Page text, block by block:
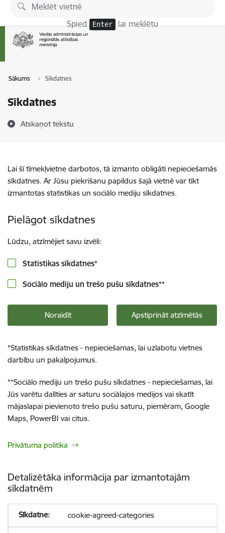
Pāriet uz lapas saturu
Spied Enter lai meklētu
Sākums Sīkdatnes
Sīkdatnes
Atskaņot tekstu
Lai šī tīmekļvietne darbotos, tā izmanto obligāti nepieciešamās
sīkdatnes. Ar Jūsu piekrišanu papildus šajā vietnē var tikt
izmantotas statistikas un sociālo mediju sīkdatnes.
Pielāgot sīkdatnes
Lūdzu, atzīmējiet savu izvēli:
Statistikas sīkdatnes*
Sociālo mediju un trešo pušu sīkdatnes**
Noraidīt Apstiprināt atzīmētās
*Statistikas sīkdatnes - nepieciešamas, lai uzlabotu vietnes
darbību un pakalpojumus.
**Sociālo mediju un trešo pušu sīkdatnes - nepieciešamas, lai
Jūs varētu dalīties ar saturu sociālajos medijos vai skatīt
mājaslapai pievienoto trešo pušu saturu, piemēram, Google
Maps, PowerBI vai citus.
Privātuma politika
Detalizētāka informācija par izmantotajām
sīkdatnēm
cookie-agreed-categories